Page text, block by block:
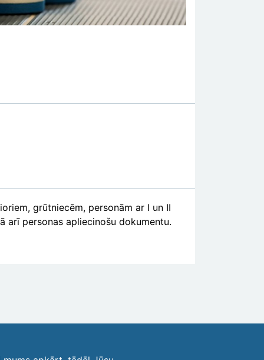
grūtniecēm, personām ar I un II
arī personas apliecinošu dokumentu.